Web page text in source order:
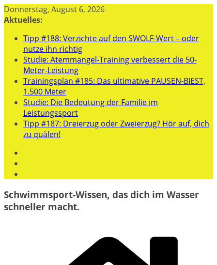
Zum
Inhalt
Donnerstag, August 6, 2026
Aktuelles:
Tipp #188: Verzichte auf den SWOLF-Wert – oder
nutze ihn richtig
Studie: Atemmangel-Training verbessert die 50-
Meter-Leistung
Trainingsplan #185: Das ultimative PAUSEN-BIEST,
1.500 Meter
Studie: Die Bedeutung der Familie im
Leistungssport
Tipp #187: Dreierzug oder Zweierzug? Hör auf, dich
zu quälen!
Schwimmsport-Wissen, das dich im Wasser
schneller macht.